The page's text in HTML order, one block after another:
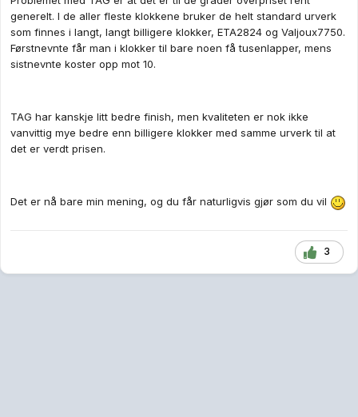
generelt. I de aller fleste klokkene bruker de helt standard urverk
som finnes i langt, langt billigere klokker, ETA2824 og Valjoux7750.
Førstnevnte får man i klokker til bare noen få tusenlapper, mens
sistnevnte koster opp mot 10.
TAG har kanskje litt bedre finish, men kvaliteten er nok ikke
vanvittig mye bedre enn billigere klokker med samme urverk til at
det er verdt prisen.
Det er nå bare min mening, og du får naturligvis gjør som du vil
3